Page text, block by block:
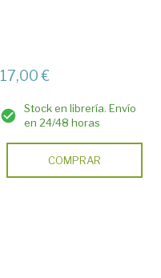
17,00 €
Stock en librería. Envío
en 24/48 horas
COMPRAR